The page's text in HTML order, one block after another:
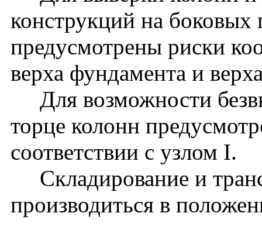
конструкций на боковых
предусмотрены риски
верха фундамента и
Для возможности
торце колонн
соответствии с узлом I.
Складирование и
производиться в